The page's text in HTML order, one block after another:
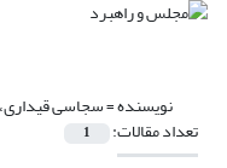
نویسنده =سجاسی
تعداد مقالات: 1